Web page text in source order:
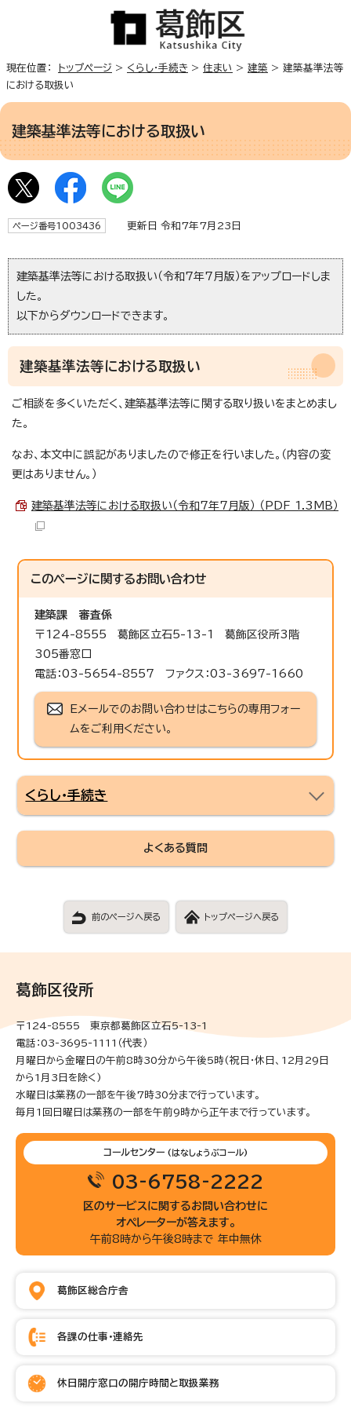
現在位置： トップページ > くらし・手続き > 住まい > 建築 > 建築基準法等
における取扱い
建築基準法等における取扱い
ページ番号1003436 更新日 令和7年7月23日
建築基準法等における取扱い（令和7年7月版）をアップロードしま
した。
以下からダウンロードできます。
建築基準法等における取扱い
ご相談を多くいただく、建築基準法等に関する取り扱いをまとめまし
た。
なお、本文中に誤記がありましたので修正を行いました。（内容の変
更はありません。）
建築基準法等における取扱い（令和7年7月版） （PDF 1.3MB）
このページに関するお問い合わせ
建築課
審査係
〒124-8555 葛飾区立石5-13-1 葛飾区役所3階
305番窓口
電話：03-5654-8557 ファクス：03-3697-1660
Eメールでのお問い合わせはこちらの専用フォー
ムをご利用ください。
くらし・手続き
よくある質問
前のページへ戻る トップページへ戻る
葛飾区役所
〒124-8555 東京都葛飾区立石5-13-1
電話：03-3695-1111（代表）
月曜日から金曜日の午前8時30分から午後5時(祝日・休日、12月29日
から1月3日を除く)
水曜日は業務の一部を午後7時30分まで行っています。
毎月1回日曜日は業務の一部を午前9時から正午まで行っています。
コールセンター (はなしょうぶコール)
03-6758-2222
区のサービスに関するお問い合わせに
オペレーターが答えます。
午前8時から午後8時まで 年中無休
葛飾区総合庁舎
各課の仕事・連絡先
休日開庁窓口の開庁時間と取扱業務